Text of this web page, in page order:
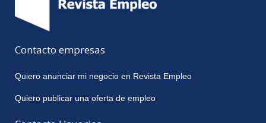
Contacto empresas
Quiero anunciar mi negocio en Revista Empleo
Quiero publicar una oferta de empleo